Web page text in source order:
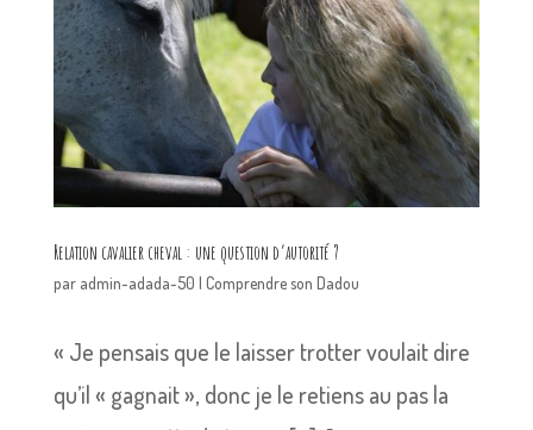
Relation cavalier cheval : une question d’autorité ?
par admin-adada-50 | Comprendre son Dadou
« Je pensais que le laisser trotter voulait dire
qu’il « gagnait », donc je le retiens au pas la